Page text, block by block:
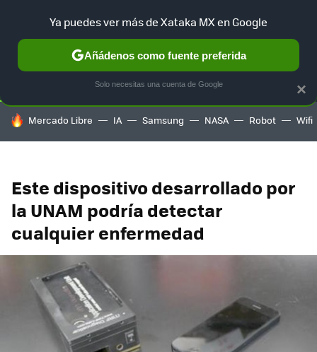
SELECCIÓN GAMING HOME AUTO TERRITORIO
HOY SE HABLA DE
Mercado Libre IA Samsung NASA Robot Wifi
Este dispositivo desarrollado por
la UNAM podría detectar
cualquier enfermedad
×
Ya puedes ver más de Xataka MX en Google
Añádenos como fuente preferida
Solo necesitas una cuenta de Google